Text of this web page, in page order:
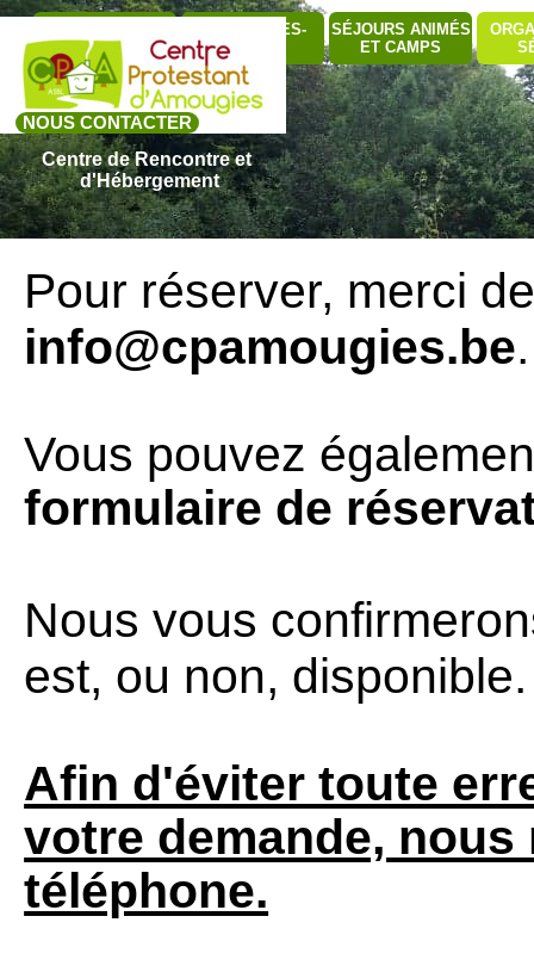
Aller au contenu
Sauter le
BÂTIMENTS
QUI SOMMES-
NOUS ?
▼
SÉJOURS ANIMÉS
ET CAMPS
NOUS CONTACTER
Centre de Rencontre et
d'Hébergement
Pour réserver, merci
info@cpamougies.be.
Vous pouvez
formulaire de
Nous vous
est, ou non, disponible.
Afin d'éviter toute
votre demande,
téléphone.